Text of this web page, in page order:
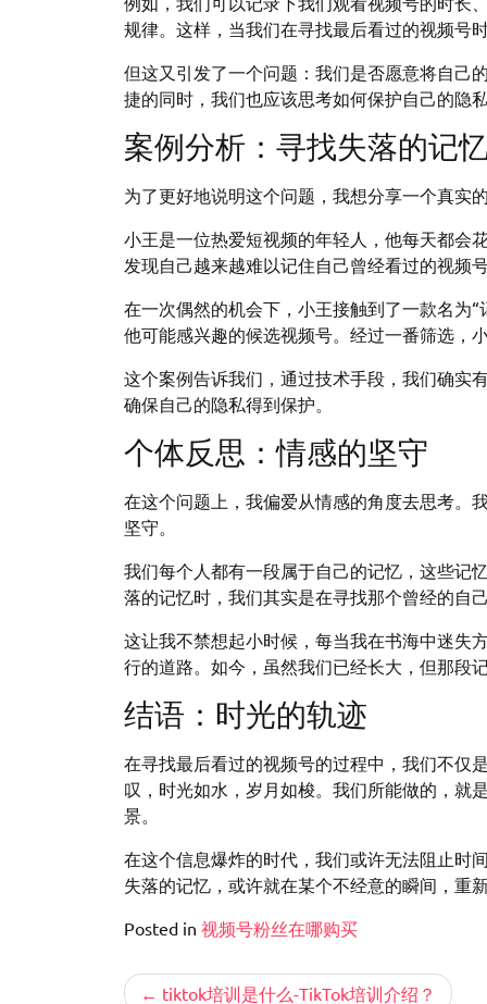
规律。这样，当我们在寻找最后看过的视频号
但这又引发了一个问题：我们是否愿意将自己
捷的同时，我们也应该思考如何保护自己的隐私
案例分析：寻找失落的记
为了更好地说明这个问题，我想分享一个真实的
小王是一位热爱短视频的年轻人，他每天都会
发现自己越来越难以记住自己曾经看过的视频号
在一次偶然的机会下，小王接触到了一款名为
他可能感兴趣的候选视频号。经过一番筛选，
这个案例告诉我们，通过技术手段，我们确实
确保自己的隐私得到保护。
个体反思：情感的坚守
在这个问题上，我偏爱从情感的角度去思考。
坚守。
我们每个人都有一段属于自己的记忆，这些记
落的记忆时，我们其实是在寻找那个曾经的自己
这让我不禁想起小时候，每当我在书海中迷失
行的道路。如今，虽然我们已经长大，但那段
结语：时光的轨迹
在寻找最后看过的视频号的过程中，我们不仅
叹，时光如水，岁月如梭。我们所能做的，就
景。
在这个信息爆炸的时代，我们或许无法阻止时
失落的记忆，或许就在某个不经意的瞬间，重
Posted in 视频号粉丝在哪购买
文 tiktok培训是什么-TikTok培训介绍？